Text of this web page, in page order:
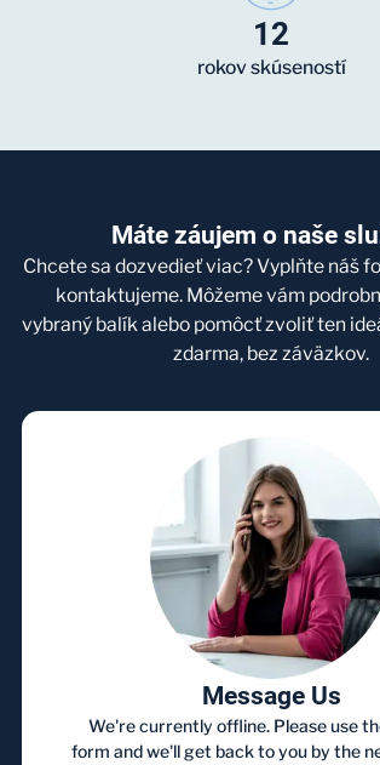
12
rokov skúseností
Máte záujem o naše
Chcete sa dozvedieť viac? Vyplňte náš
kontaktujeme. Môžeme vám
vybraný balík alebo pomôcť zvoliť ten
zdarma, bez záväzkov.
Message Us
We're currently offline. Please use
form and we'll get back to you by the